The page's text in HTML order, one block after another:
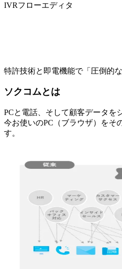
IVRフローエディタ
特許技術と即電機能で「圧倒的
ソクコムとは
PCと電話、そして顧客データを
今お使いのPC（ブラウザ）をそ
す。